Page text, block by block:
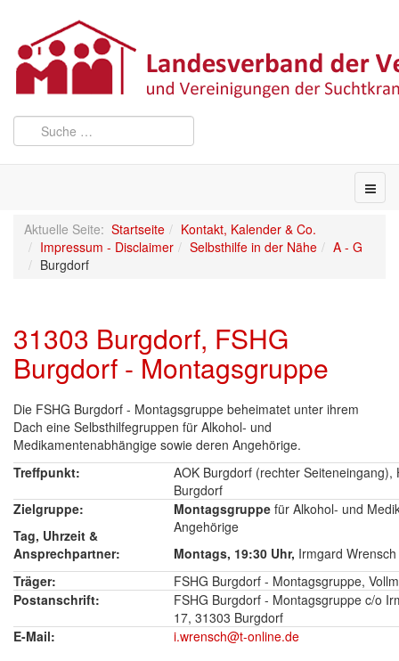
Aktuelle Seite: Startseite
Kontakt, Kalender & Co.
Impressum - Disclaimer
Selbsthilfe in der Nähe
A - G
Burgdorf
31303 Burgdorf, FSHG
Burgdorf - Montagsgruppe
Die FSHG Burgdorf - Montagsgruppe beheimatet unter ihrem
Dach eine Selbsthilfegruppen für Alkohol- und
Medikamentenabhängige sowie deren Angehörige.
Treffpunkt:
AOK Burgdorf (rechter Seiteneingang),
Burgdorf
Zielgruppe:
Tag, Uhrzeit &
Ansprechpartner:
Montagsgruppe für Alkohol- und
Angehörige
Montags, 19:30 Uhr, Irmgard
Träger:
FSHG Burgdorf - Montagsgruppe,
Postanschrift:
FSHG Burgdorf - Montagsgruppe c/o
17, 31303 Burgdorf
E-Mail:
i.wrensch@t-online.de